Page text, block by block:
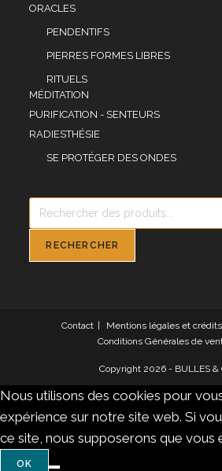
ORACLES
PENDENTIFS
PIERRES FORMES LIBRES
RITUELS
MÉDITATION
PURIFICATION - SENTEURS
RADIESTHÉSIE
SE PROTÉGER DES ONDES
Recherche
produits
RECHERCHER
Contact Mentions légales et crédits
Conditions Générales de
Copyright 2026 - BULLES &
Nous utilisons des cookies pour
expérience sur notre site web. Si
ce site, nous supposerons que vous
OK